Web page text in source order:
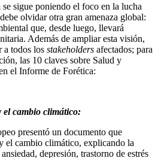
sigue poniendo el foco en la lucha
olvidar otra gran amenaza global:
que, desde luego, llevará
Además de ampliar esta visión,
a todos los stakeholders afectados; para
las 10 claves sobre Salud y
el Informe de Forética:
el cambio climático:
presentó un documento que
el cambio climático, explicando la
depresión, trastorno de estrés